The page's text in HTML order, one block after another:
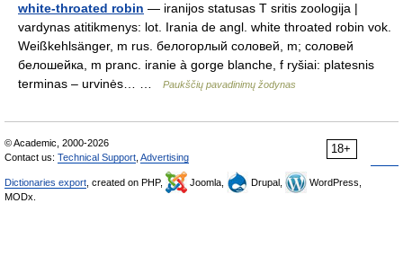
white-throated robin — iranijos statusas T sritis zoologija |
vardynas atitikmenys: lot. Irania de angl. white throated robin vok.
Weißkehlsänger, m rus. белогорлый соловей, m; соловей
белошейка, m pranc. iranie à gorge blanche, f ryšiai: platesnis
terminas – urvinės… …
Paukščių pavadinimų žodynas
18+
© Academic, 2000-2026
Contact us: Technical Support Advertising
Dictionaries export , created on PHP, Joomla, Drupal,
WordPress,
MODx.